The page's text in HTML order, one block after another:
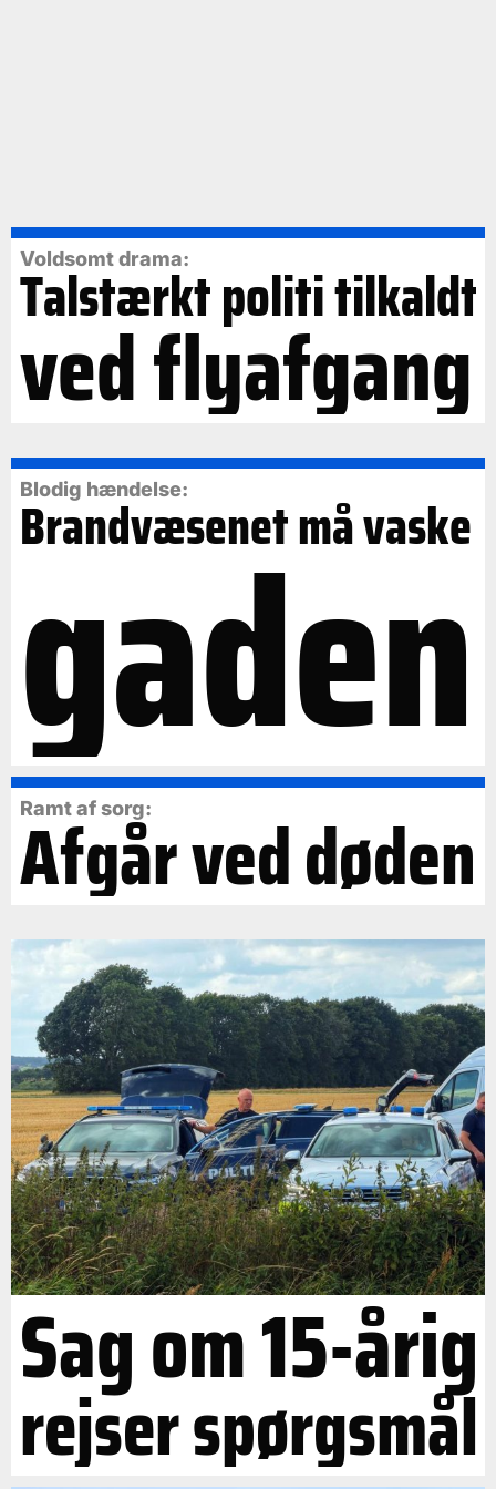
Voldsomt drama:
Talstærkt politi tilkaldt
ved flyafgang
Blodig hændelse:
Brandvæsenet må vaske
gaden
Ramt af sorg:
Afgår ved døden
Sag om 15-årig
rejser spørgsmål